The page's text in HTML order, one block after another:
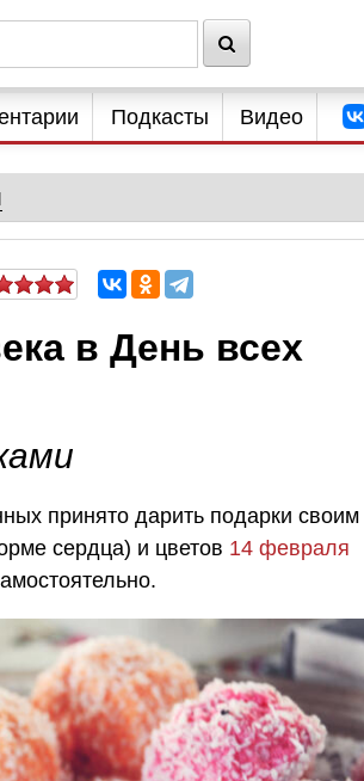
Подкасты Видео
в День всех
принято дарить подарки своим
сердца) и цветов 14 февраля